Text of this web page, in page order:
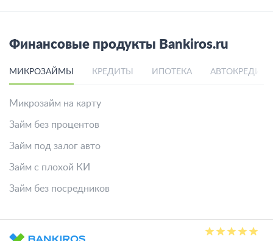
Финансовые продукты Bankiros.ru
МИКРОЗАЙМЫ КРЕДИТЫ ИПОТЕКА
Микрозайм на карту
Займ без процентов
Займ под залог авто
Займ с плохой КИ
Займ без посредников